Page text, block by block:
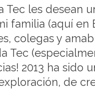
Tec les desean
familia (aquí en
colegas y
Tec
2013 ha sido
de